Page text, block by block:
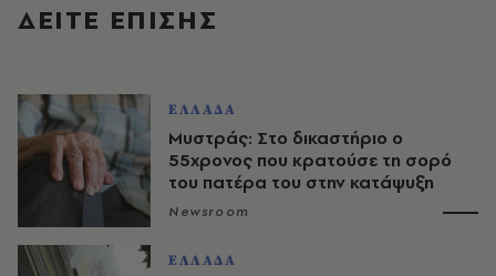
ΔΕΙΤΕ ΕΠΙΣΗΣ
ΕΛΛΑΔΑ
Μυστράς: Στο δικαστήριο ο
55χρονος που κρατούσε τη σορό
του πατέρα του στην κατάψυξη
Newsroom
ΕΛΛΑΔΑ